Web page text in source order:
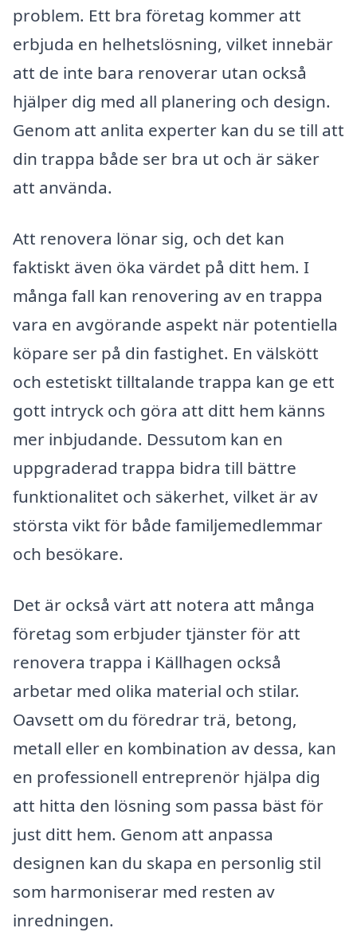
problem. Ett bra företag kommer att
erbjuda en helhetslösning, vilket innebär
att de inte bara renoverar utan också
hjälper dig med all planering och design.
Genom att anlita experter kan du se till att
din trappa både ser bra ut och är säker
att använda.
Att renovera lönar sig, och det kan
faktiskt även öka värdet på ditt hem. I
många fall kan renovering av en trappa
vara en avgörande aspekt när potentiella
köpare ser på din fastighet. En välskött
och estetiskt tilltalande trappa kan ge ett
gott intryck och göra att ditt hem känns
mer inbjudande. Dessutom kan en
uppgraderad trappa bidra till bättre
funktionalitet och säkerhet, vilket är av
största vikt för både familjemedlemmar
och besökare.
Det är också värt att notera att många
företag som erbjuder tjänster för att
renovera trappa i Källhagen också
arbetar med olika material och stilar.
Oavsett om du föredrar trä, betong,
metall eller en kombination av dessa, kan
en professionell entreprenör hjälpa dig
att hitta den lösning som passa bäst för
just ditt hem. Genom att anpassa
designen kan du skapa en personlig stil
som harmoniserar med resten av
inredningen.